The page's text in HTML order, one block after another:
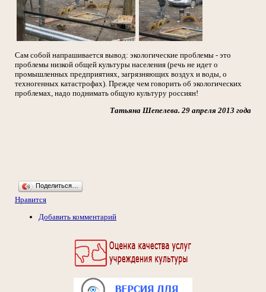
Сам собой напрашивается вывод: экологические проблемы - это
проблемы низкой общей культуры населения (речь не идет о
промышленных предприятиях, загрязняющих воздух и воды, о
техногенных катастрофах). Прежде чем говорить об экологических
проблемах, надо поднимать общую культуру россиян!
Татьяна Шепелева. 29 апреля 2013 года
Поделиться…
Нравится
Добавить комментарий